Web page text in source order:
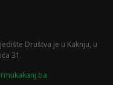
Društva je u Kaknju, u
31.